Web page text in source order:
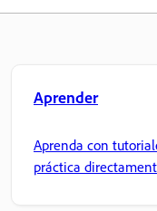
Aprender
Aprenda con
práctica